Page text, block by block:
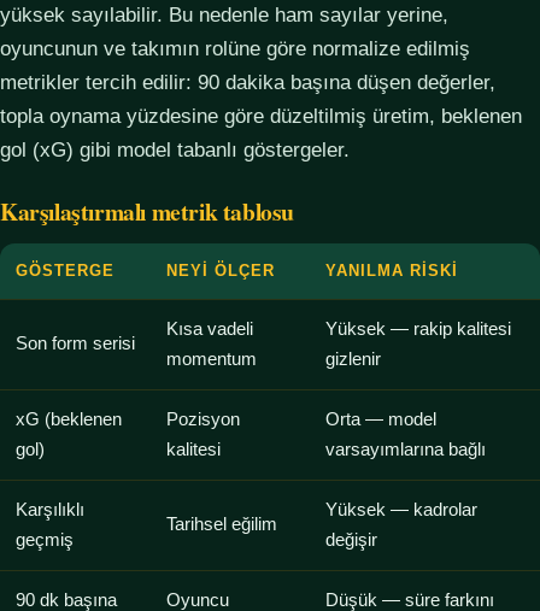
yüksek sayılabilir. Bu nedenle ham sayılar yerine,
oyuncunun ve takımın rolüne göre normalize edilmiş
metrikler tercih edilir: 90 dakika başına düşen değerler,
topla oynama yüzdesine göre düzeltilmiş üretim, beklenen
gol (xG) gibi model tabanlı göstergeler.
Karşılaştırmalı metrik tablosu
GÖSTERGE NEYI ÖLÇER YANILMA RISKI
Son form serisi
Kısa vadeli
momentum
Yüksek — rakip kalitesi
gizlenir
xG (beklenen
gol)
Pozisyon
kalitesi
Orta — model
varsayımlarına bağlı
Karşılıklı
geçmiş
Tarihsel eğilim
Yüksek — kadrolar
değişir
90 dk başına
Oyuncu
Düşük — süre farkını